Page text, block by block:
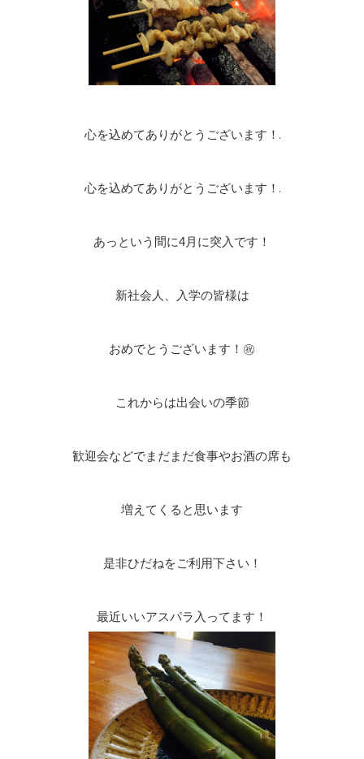
心を込めてありがとうございます！
心を込めてありがとうございます！
あっという間に4月に突入です！
新社会人、入学の皆様は
おめでとうございます！㊗
これからは出会いの季節
歓迎会などでまだまだ食事やお酒の席も
増えてくると思います
是非ひだねをご利用下さい！
最近いいアスパラ入ってます！